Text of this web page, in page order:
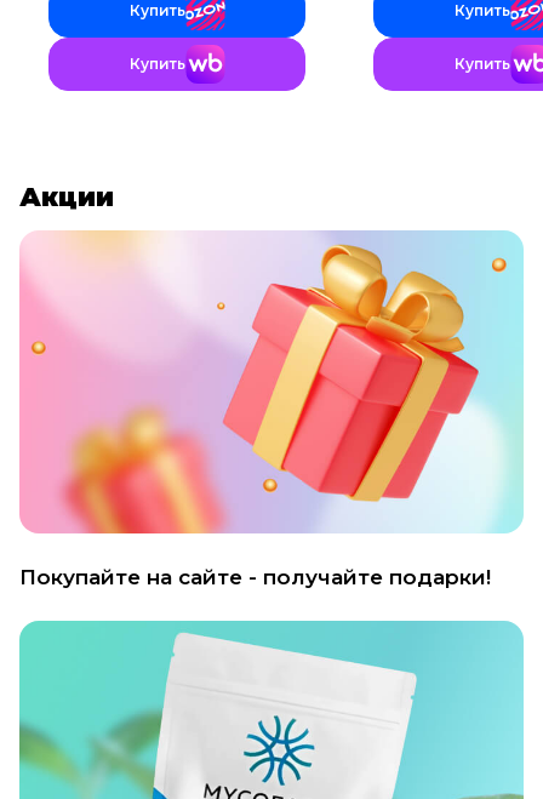
Купить
Купить
Купить
Купить
Акции
Покупайте на сайте - получайте подарки!